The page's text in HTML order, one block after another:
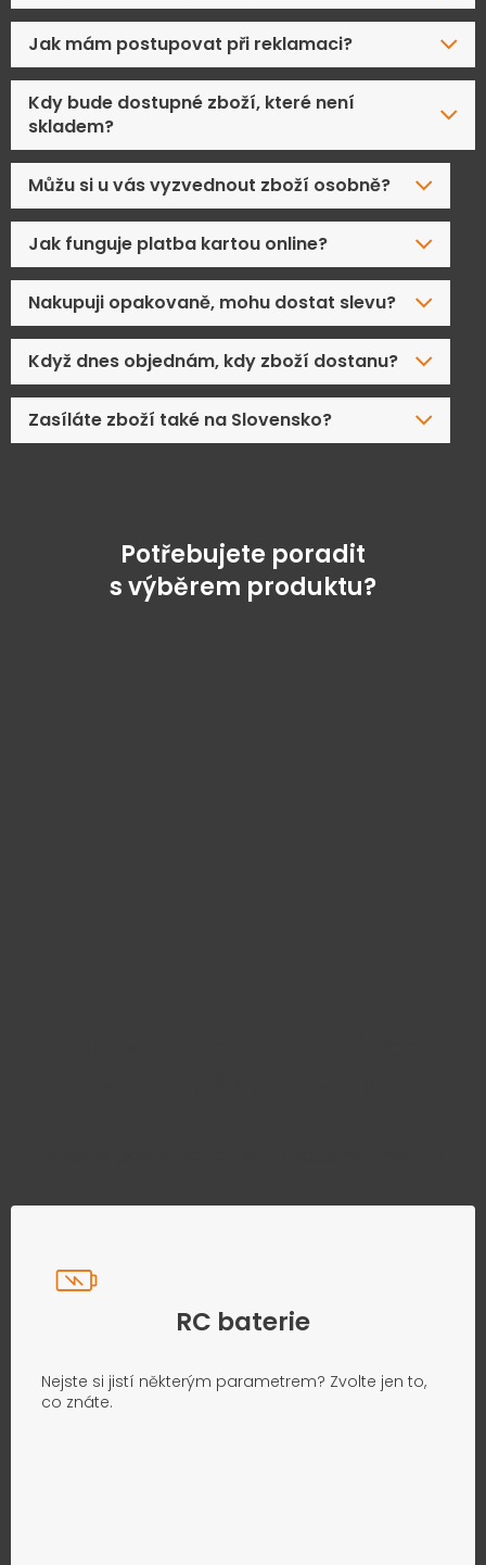
Jak mám postupovat při reklamaci?
Kdy bude dostupné zboží, které není
skladem?
Můžu si u vás vyzvednout zboží osobně?
Jak funguje platba kartou online?
Nakupuji opakovaně, mohu dostat slevu?
Když dnes objednám, kdy zboží dostanu?
Zasíláte zboží také na Slovensko?
Potřebujete poradit
s výběrem produktu?
RC baterie
Nejste si jistí některým parametrem? Zvolte jen to,
co znáte.